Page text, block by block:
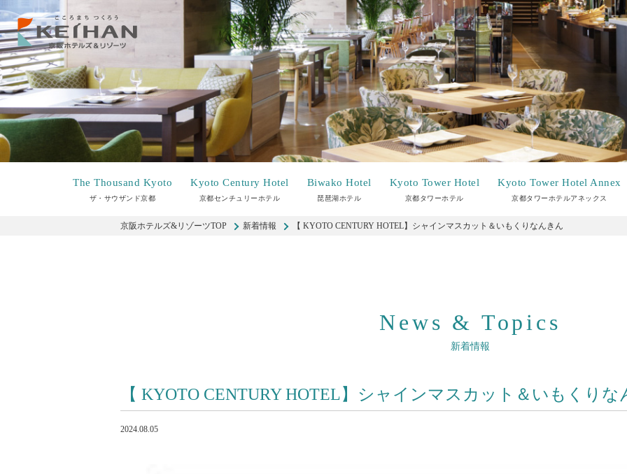
The Thousand Kyoto
ザ・サウザンド京都
Kyoto Century Hotel
京都センチュリーホテル
Biwako Hotel
琵琶湖ホテル
Kyoto Tower Hotel
京都タワーホテル
Kyoto Tower Hotel Annex
京都タワーホテルアネックス
京阪ホテルズ&リゾーツTOP 新着情報 【 KYOTO CENTURY HOTEL】シャインマスカット＆いもくりなんきん
News & Topics
新着情報
【 KYOTO CENTURY HOTEL】シャインマスカット＆いもくりな
2024.08.05